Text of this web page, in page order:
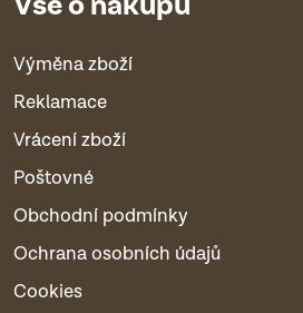
Výměna zboží
Reklamace
Vrácení zboží
Poštovné
Obchodní podmínky
Ochrana osobních údajů
Cookies